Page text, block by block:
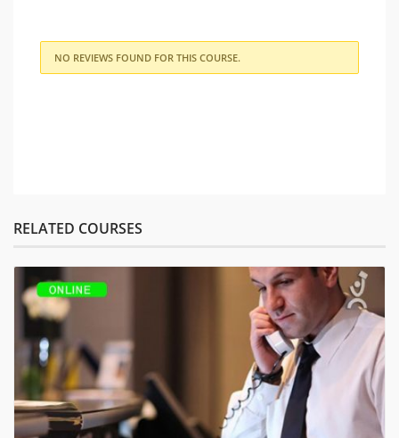
NO REVIEWS FOUND FOR THIS COURSE.
RELATED COURSES